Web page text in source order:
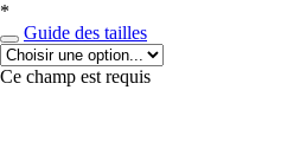
*
Guide des tailles
Ce champ est requis